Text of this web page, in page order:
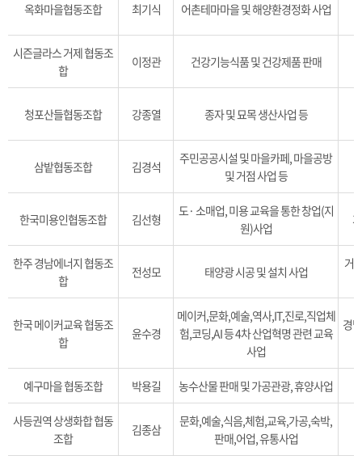
옥화마을협동조합 최기식 어촌테마마을 및 해양환경정화 사업
시즌글라스 거제 협동조
합
이정관 건강기능식품 및 건강제품 판매
청포산들협동조합 강종열 종자 및 묘목 생산사업 등
삼밭협동조합 김경석
주민공공시설 및 마을카페, 마을공방
및 거점 사업 등
한국미용인협동조합 김선형
도· 소매업, 미용 교육을 통한 창업(지
원)사업
한주 경남에너지 협동조
합
전성모 태양광 시공 및 설치 사업
거
한국 메이커교육 협동조
합
윤수경
메이커,문화,예술,역사,IT,진로,직업체
험,코딩,AI 등 4차 산업혁명 관련 교육
사업
경
예구마을 협동조합 박용길 농수산물 판매 및 가공관광, 휴양사업
사등권역 상생화합 협동
조합
김종삼
문화,예술,식음,체험,교육,가공,숙박,
판매,어업, 유통사업